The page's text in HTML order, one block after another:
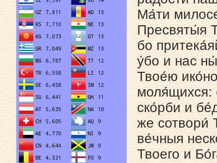
Ма́ти
Пресвяты́я
бо
у́бо и нас
Твое́ю
моля́щихся:
ско́рби и
же сотвори́
ве́чныя
Твоего и